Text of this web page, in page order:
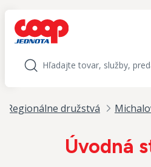
Hľadať
Regionálne družstvá
Úvodná